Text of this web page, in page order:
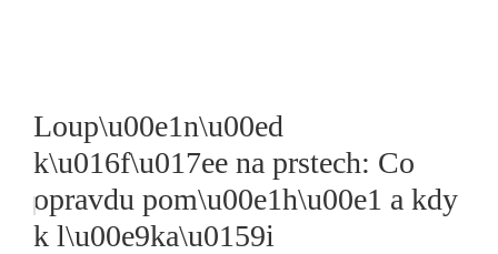
Loup\u00e1n\u00ed
k\u016f\u017ee na prstech: Co
opravdu pom\u00e1h\u00e1 a kdy
k l\u00e9ka\u0159i